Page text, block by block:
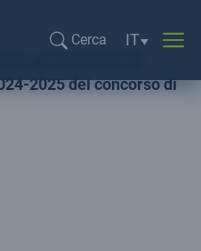
Cerca
Selezione
IT
2025 del concorso di